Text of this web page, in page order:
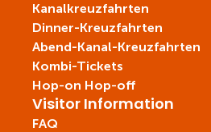
Kanalkreuzfahrten
Dinner-Kreuzfahrten
Abend-Kanal-Kreuzfahrten
Kombi-Tickets
Hop-on Hop-off
Visitor Information
FAQ